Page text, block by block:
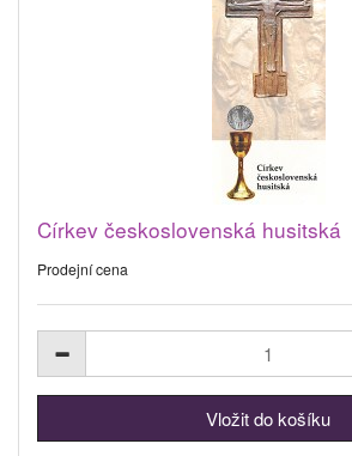
Církev československá husitská
Prodejní cena